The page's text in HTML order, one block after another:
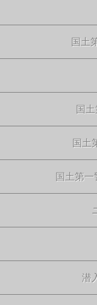
国土
国
国土
国土第
潜